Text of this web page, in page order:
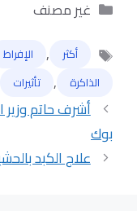
التصنيفات
غير مصنف
الوسوم
أكثر , الإفراط
الذاكرة , تأثيرات
أشرف حاتم
بوك
علاج الكبد